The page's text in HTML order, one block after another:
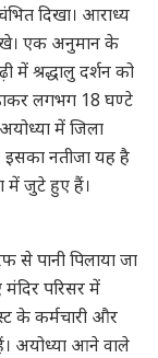
दिखा। आराध्य
एक अनुमान के
में श्रद्धालु दर्शन को
लगभग 18 घण्टे
में जिला
इसका नतीजा यह है
में जुटे हुए हैं।
से पानी पिलाया जा
परिसर में
के कर्मचारी और
अयोध्या आने वाले